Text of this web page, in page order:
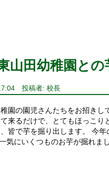
田幼稚園との
投稿者: 校長
園の園児さんたちをお招き
来るだけで、とてもほっこ
皆で芋を掘り出します。 今
気にいくつものお芋が掘れ